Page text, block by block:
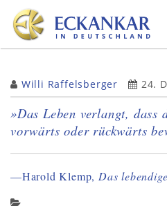
Skip
content
Willi Raffelsberger 24.
»Das Leben verlangt, dass
vorwärts oder rückwärts
—Harold Klemp, Das